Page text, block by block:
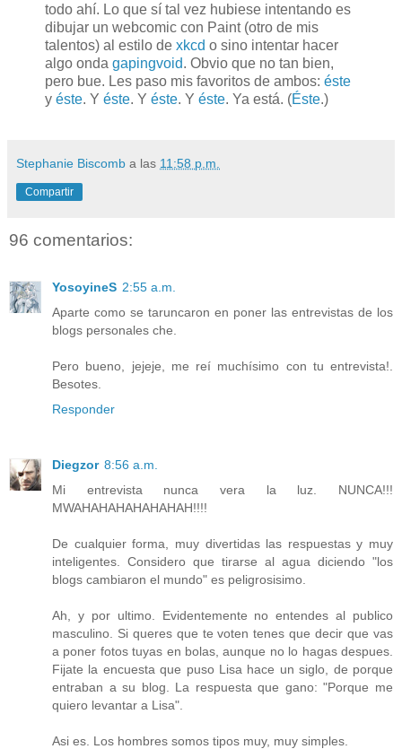
todo ahí. Lo que sí tal vez hubiese intentando es
dibujar un webcomic con Paint (otro de mis
talentos) al estilo de xkcd o sino intentar hacer
algo onda gapingvoid. Obvio que no tan bien,
pero bue. Les paso mis favoritos de ambos: éste
y éste. Y éste. Y éste. Y éste. Ya está. (Éste.)
Stephanie Biscomb a las 11:58 p.m.
Compartir
96 comentarios:
YosoyineS 2:55 a.m.
Aparte como se taruncaron en poner las entrevistas de los
blogs personales che.
Pero bueno, jejeje, me reí muchísimo con tu entrevista!.
Besotes.
Responder
Diegzor 8:56 a.m.
Mi entrevista nunca vera la luz. NUNCA!!!
MWAHAHAHAHAHAHAH!!!!
De cualquier forma, muy divertidas las respuestas y muy
inteligentes. Considero que tirarse al agua diciendo "los
blogs cambiaron el mundo" es peligrosisimo.
Ah, y por ultimo. Evidentemente no entendes al publico
masculino. Si queres que te voten tenes que decir que vas
a poner fotos tuyas en bolas, aunque no lo hagas despues.
Fijate la encuesta que puso Lisa hace un siglo, de porque
entraban a su blog. La respuesta que gano: "Porque me
quiero levantar a Lisa".
Asi es. Los hombres somos tipos muy, muy simples.